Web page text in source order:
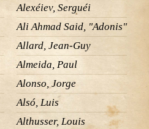
Alexéiev, Serguéi
Ali Ahmad Said, "Adonis"
Allard, Jean-Guy
Almeida, Paul
Alonso, Jorge
Alsó, Luis
Althusser, Louis